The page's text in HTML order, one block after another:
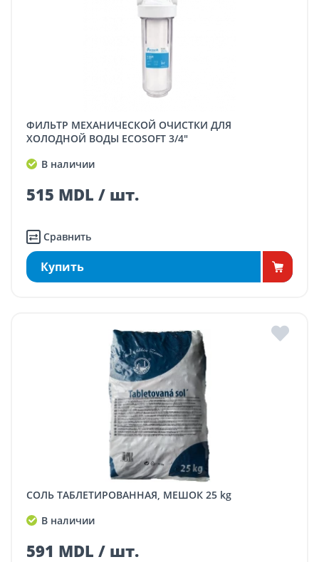
ФИЛЬТР МЕХАНИЧЕСКОЙ ОЧИСТКИ ДЛЯ
ХОЛОДНОЙ ВОДЫ ECOSOFT 3/4"
В наличии
515 MDL / шт.
Сравнить
Купить
СОЛЬ ТАБЛЕТИРОВАННАЯ, МЕШОК 25 kg
В наличии
591 MDL / шт.